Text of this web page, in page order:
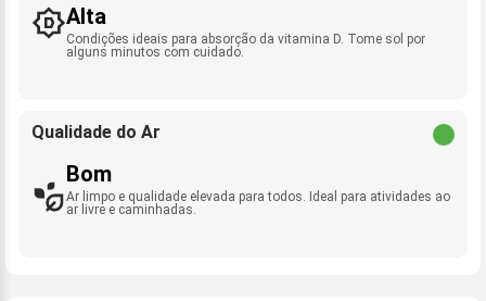
Alta
Condições ideais para absorção da vitamina D. Tome sol por
alguns minutos com cuidado.
Qualidade do Ar
Bom
Ar limpo e qualidade elevada para todos. Ideal para atividades ao
ar livre e caminhadas.